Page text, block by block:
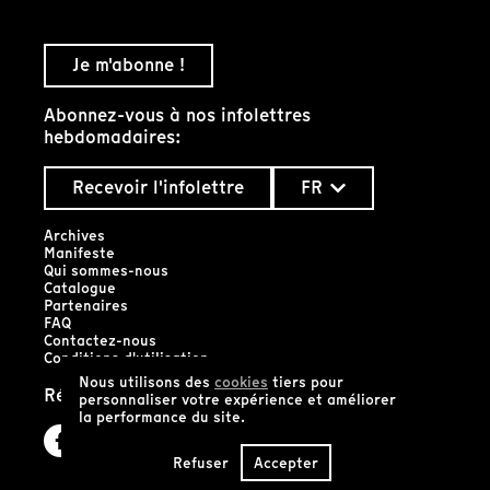
Nous utilisons des cookies tiers pour
personnaliser votre expérience et améliorer
la performance du site.
Refuser Accepter
Je m'abonne !
Abonnez-vous à nos infolettres
hebdomadaires:
Recevoir l'infolettre
FR
Archives
Manifeste
Qui sommes-nous
Catalogue
Partenaires
FAQ
Contactez-nous
Conditions d'utilisation
Réseaux sociaux